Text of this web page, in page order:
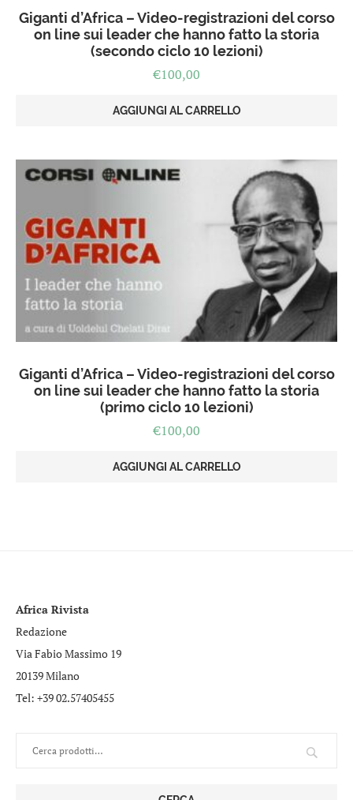
Giganti d’Africa – Video-registrazioni del corso
on line sui leader che hanno fatto la storia
(secondo ciclo 10 lezioni)
€100,00
AGGIUNGI AL CARRELLO
Giganti d’Africa – Video-registrazioni del corso
on line sui leader che hanno fatto la storia
(primo ciclo 10 lezioni)
€100,00
AGGIUNGI AL CARRELLO
Africa Rivista
Redazione
Via Fabio Massimo 19
20139 Milano
Tel: +39 02.57405455